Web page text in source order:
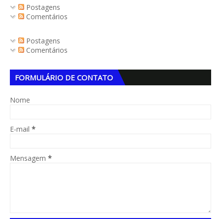
Postagens
Comentários
Postagens
Comentários
FORMULÁRIO DE CONTATO
Nome
E-mail *
Mensagem *